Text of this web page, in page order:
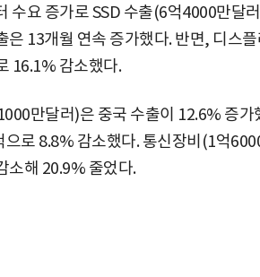
수요 증가로 SSD 수출(6억4000만달
은 13개월 연속 증가했다. 반면, 디스
16.1% 감소했다.
만달러)은 중국 수출이 12.6% 증가
로 8.8% 감소했다. 통신장비(1억
소해 20.9% 줄었다.